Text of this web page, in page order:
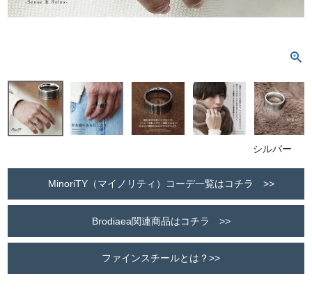
シルバー
MinoriTY（マイノリティ）コーデ一覧はコチラ >>
Brodiaea関連商品はコチラ >>
ファインスチールとは？>>